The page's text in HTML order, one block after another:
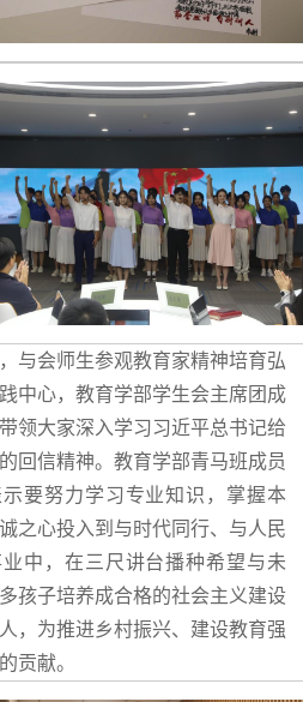
与会师生参观教育家精神培育弘
中心，教育学部学生会主席团成
领大家深入学习习近平总书记给
回信精神。教育学部青马班成员
示要努力学习专业知识，掌握本
之心投入到与时代同行、与人民
业中，在三尺讲台播种希望与未
孩子培养成合格的社会主义建设
，为推进乡村振兴、建设教育强
贡献。